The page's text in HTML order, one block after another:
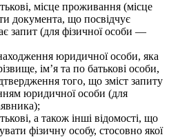
місце проживання (місце
документа, що посвідчує
запит (для фізичної особи —
юридичної особи, яка
ім’я та по батькові особи,
того, що зміст запиту
юридичної особи (для
а також інші відомості, що
фізичну особу, стосовно якої